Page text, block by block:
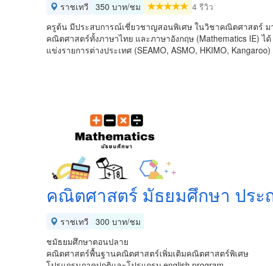
ราชเทวี 350 บาท/ชม
4 รีวิว
ครูต้น มีประสบการณ์เชี่ยวชาญสอนพิเศษ ในวิชาคณิตศาสตร์
คณิตศาสตร์ทั้งภาษาไทย และภาษาอังกฤษ (Mathematics IE)
แข่งรายการต่างประเทศ (SEAMO, ASMO, HKIMO,
คณิตศาสตร์ มัธยมศึกษา ประ
ราชเทวี
300 บาท/ชม
ชมัธยมศึกษาตอนปลาย
คณิตศาสตร์พื้นฐานคณิตศาสตร์เพิ่มเติมคณิตศาสตร์พิเศษ